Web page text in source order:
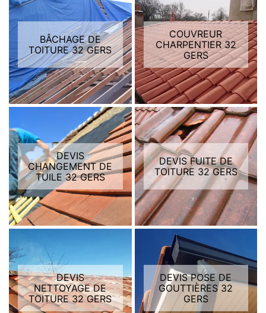
BÂCHAGE DE
TOITURE 32 GERS
COUVREUR
CHARPENTIER 32
GERS
DEVIS
CHANGEMENT DE
TUILE 32 GERS
DEVIS FUITE DE
TOITURE 32 GERS
DEVIS
NETTOYAGE DE
TOITURE 32 GERS
DEVIS POSE DE
GOUTTIÈRES 32
GERS